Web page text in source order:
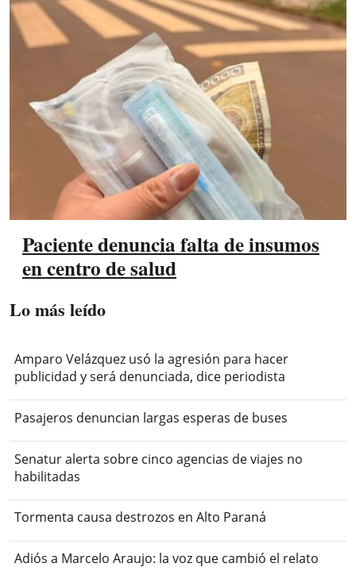
Paciente denuncia falta de insumos
en centro de salud
Lo más leído
Amparo Velázquez usó la agresión para hacer
publicidad y será denunciada, dice periodista
Pasajeros denuncian largas esperas de buses
Senatur alerta sobre cinco agencias de viajes no
habilitadas
Tormenta causa destrozos en Alto Paraná
Adiós a Marcelo Araujo: la voz que cambió el relato